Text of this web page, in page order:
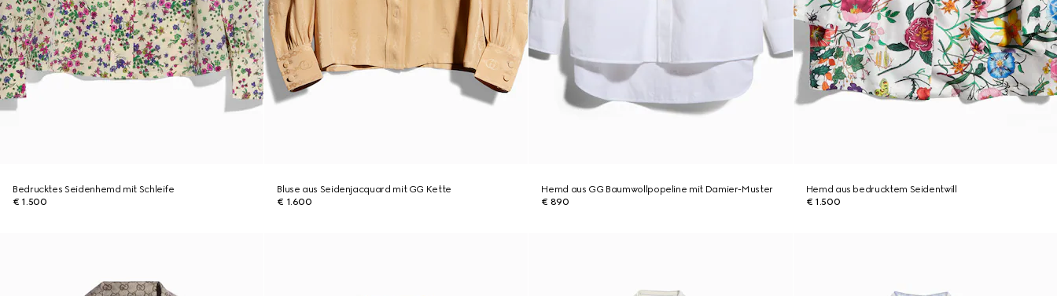
Bedrucktes Seidenhemd mit Schleife
€ 1.500
Bluse aus Seidenjacquard mit GG Kette
€ 1.600
Hemd aus GG Baumwollpopeline mit Damier-Muster
€ 890
Hemd aus bedrucktem Seidentwill
€ 1.500